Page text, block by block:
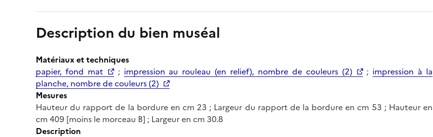
Description du bien muséal
Matériaux et techniques
papier, fond mat
; impression au rouleau (en relief), nombre de couleurs (2) ; impression à la
planche, nombre de couleurs (2)
Mesures
Hauteur du rapport de la bordure en cm 23 ; Largeur du rapport de la bordure en cm 53 ; Hauteur en
cm 409 [moins le morceau B] ; Largeur en cm 30.8
Description